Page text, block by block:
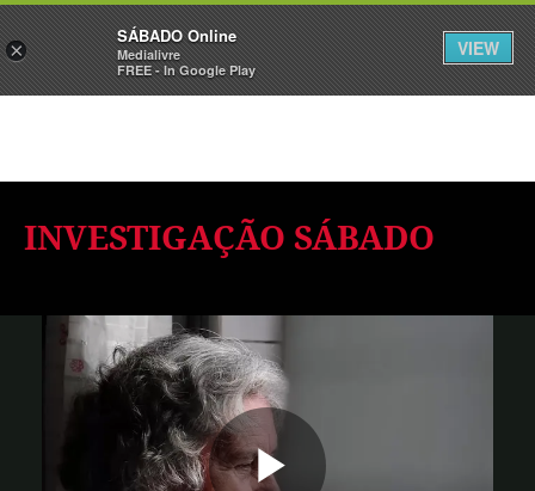
Sábado Assine Iniciar Sessão
INVESTIGAÇÃO SÁBADO
×
SÁBADO Online
Medialivre
FREE - In Google Play
VIEW